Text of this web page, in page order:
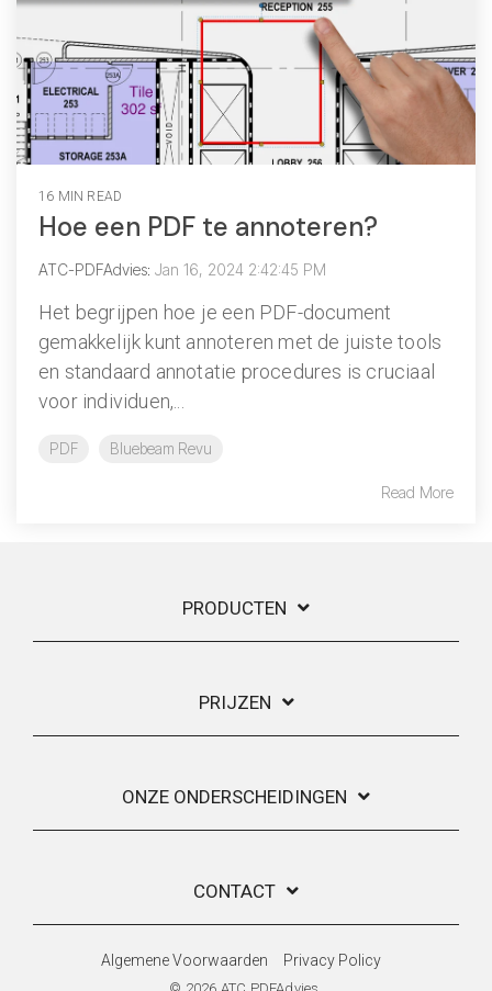
16 MIN READ
Hoe een PDF te annoteren?
ATC-PDFAdvies: Jan 16, 2024 2:42:45 PM
Het begrijpen hoe je een PDF-document
gemakkelijk kunt annoteren met de juiste tools
en standaard annotatie procedures is cruciaal
voor individuen,...
PDF Bluebeam Revu
Read More
PRODUCTEN
PRIJZEN
ONZE ONDERSCHEIDINGEN
CONTACT
Algemene Voorwaarden Privacy Policy